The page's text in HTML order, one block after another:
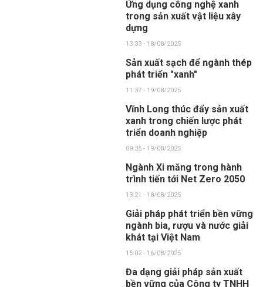
Ứng dụng công nghệ xanh
trong sản xuất vật liệu xây
dựng
13:33 - 18/08/2025
Sản xuất sạch để ngành thép
phát triển "xanh"
11:37 - 19/08/2025
Vĩnh Long thúc đẩy sản xuất
xanh trong chiến lược phát
triển doanh nghiệp
09:35 - 19/08/2025
Ngành Xi măng trong hành
trình tiến tới Net Zero 2050
13:21 - 18/08/2025
Giải pháp phát triển bền vững
ngành bia, rượu và nước giải
khát tại Việt Nam
15:02 - 16/08/2025
Đa dạng giải pháp sản xuất
bền vững của Công ty TNHH